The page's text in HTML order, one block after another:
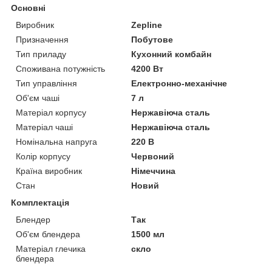
Основні
Виробник
Zepline
Призначення
Побутове
Тип приладу
Кухонний комбайн
Споживана потужність
4200 Вт
Тип управління
Електронно-механічне
Об'єм чаші
7 л
Матеріал корпусу
Нержавіюча сталь
Матеріал чаші
Нержавіюча сталь
Номінальна напруга
220 В
Колір корпусу
Червоний
Країна виробник
Німеччина
Стан
Новий
Комплектація
Блендер
Так
Об'єм блендера
1500 мл
Матеріал глечика
блендера
скло